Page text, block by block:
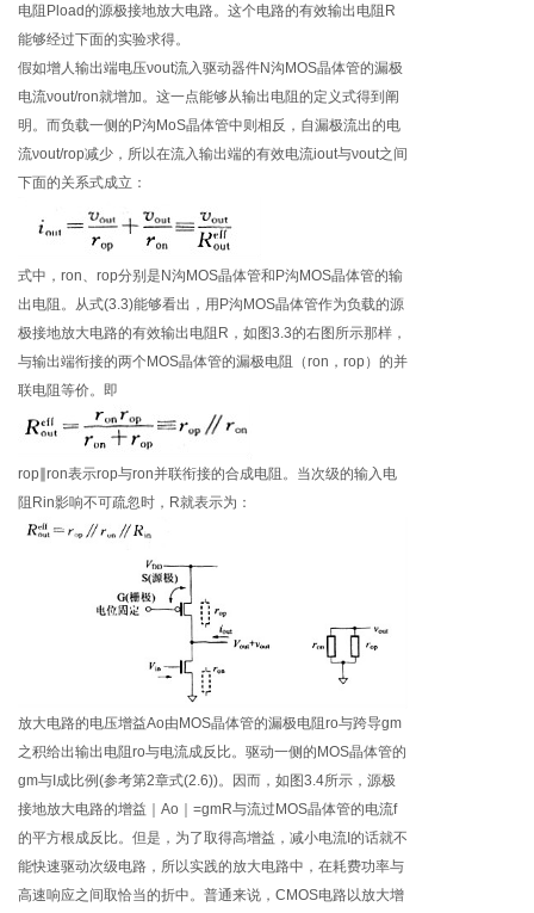
电阻Pload的源极接地放大电路。这个电路的有效输出电阻R
能够经过下面的实验求得。
假如增人输出端电压νout流入驱动器件N沟MOS晶体管的漏极
电流νout/ron就增加。这一点能够从输出电阻的定义式得到阐
明。而负载一侧的P沟MoS晶体管中则相反，自漏极流出的电
流νout/rop减少，所以在流入输出端的有效电流iout与νout之间
下面的关系式成立：
式中，ron、rop分别是N沟MOS晶体管和P沟MOS晶体管的输
出电阻。从式(3.3)能够看出，用P沟MOS晶体管作为负载的源
极接地放大电路的有效输出电阻R，如图3.3的右图所示那样，
与输出端衔接的两个MOS晶体管的漏极电阻（ron，rop）的并
联电阻等价。即
rop∥ron表示rop与ron并联衔接的合成电阻。当次级的输入电
阻Rin影响不可疏忽时，R就表示为：
放大电路的电压增益Ao由MOS晶体管的漏极电阻ro与跨导gm
之积给出输出电阻ro与电流成反比。驱动一侧的MOS晶体管的
gm与I成比例(参考第2章式(2.6))。因而，如图3.4所示，源极
接地放大电路的增益｜Ao｜=gmR与流过MOS晶体管的电流f
的平方根成反比。但是，为了取得高增益，减小电流I的话就不
能快速驱动次级电路，所以实践的放大电路中，在耗费功率与
高速响应之间取恰当的折中。普通来说，CMOS电路以放大增